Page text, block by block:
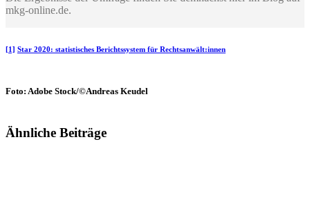
mkg-online.de.
[1] Star 2020: statistisches Berichtssystem für Rechtsanwält:innen
Foto: Adobe Stock/©Andreas Keudel
Ähnliche Beiträge